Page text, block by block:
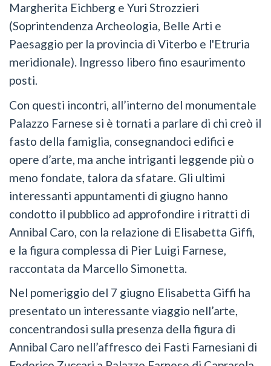
Margherita Eichberg e Yuri Strozzieri
(Soprintendenza Archeologia, Belle Arti e
Paesaggio per la provincia di Viterbo e l'Etruria
meridionale). Ingresso libero fino esaurimento
posti.
Con questi incontri, all’interno del monumentale
Palazzo Farnese si è tornati a parlare di chi creò il
fasto della famiglia, consegnandoci edifici e
opere d’arte, ma anche intriganti leggende più o
meno fondate, talora da sfatare. Gli ultimi
interessanti appuntamenti di giugno hanno
condotto il pubblico ad approfondire i ritratti di
Annibal Caro, con la relazione di Elisabetta Giffi,
e la figura complessa di Pier Luigi Farnese,
raccontata da Marcello Simonetta.
Nel pomeriggio del 7 giugno Elisabetta Giffi ha
presentato un interessante viaggio nell’arte,
concentrandosi sulla presenza della figura di
Annibal Caro nell’affresco dei Fasti Farnesiani di